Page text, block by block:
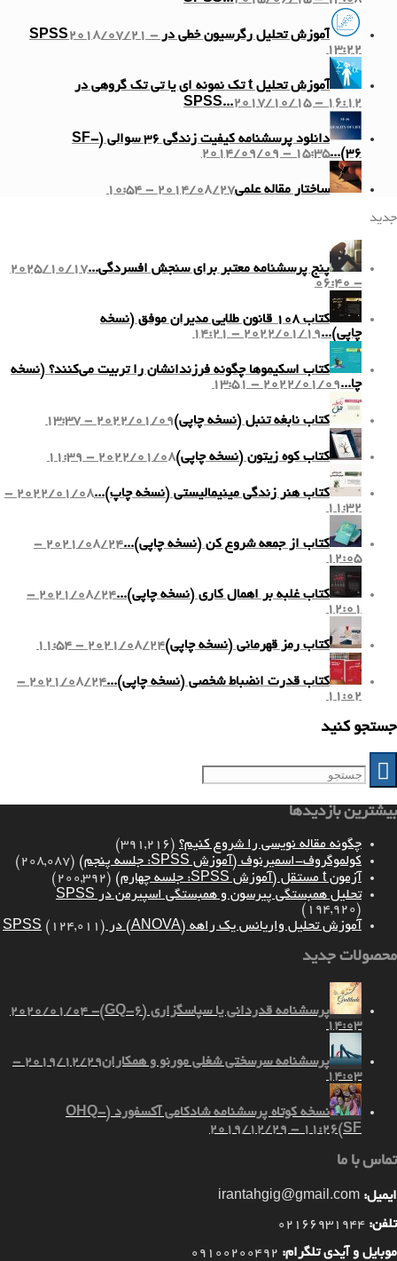
آموزش تحلیل رگرسیون خطی در SPSS 2018/07/21 -
13:22
آموزش تحلیل t تک نمونه ای یا تی تک گروهی در
SPSS...2017/10/15 - 16:12
دانلود پرسشنامه کیفیت زندگی ۳۶ سوالی (SF-
36)...
2014/09/09 - 15:35
ساختار مقاله علمی2014/08/27 - 10:54
جدید
پنج پرسشنامه معتبر برای سنجش افسردگی...2025/10/17
- 06:40
کتاب ۱۰۸ قانون طلایی مدیران موفق (نسخه
چاپی)...2022/01/19 - 14:21
کتاب اسکیموها چگونه فرزندانشان را تربیت می‌کنند؟ (نسخه
چا...2022/01/09 - 13:51
کتاب نابغه تنبل (نسخه چاپی)2022/01/09 - 13:37
کتاب کوه زیتون (نسخه چاپی)2022/01/08 - 11:39
کتاب هنر زندگی مینیمالیستی (نسخه چاپ)...
2022/01/08 -
11:32
کتاب از جمعه شروع کن (نسخه چاپی)...
2021/08/24 -
12:05
کتاب غلبه بر اهمال کاری (نسخه چاپی)...
2021/08/24 -
12:01
کتاب رمز قهرمانی (نسخه چاپی)2021/08/24 - 11:54
کتاب قدرت انضباط شخصی (نسخه چاپی)...
2021/08/24 -
11:02
جستجو کنید
بیشترین بازدیدها
چگونه مقاله نویسی را شروع کنیم؟ (391,216)
کولموگروف-اسمیرنوف (آموزش SPSS: جلسه پنجم)
(208,087)
آزمون t مستقل (آموزش SPSS: جلسه چهارم)
(200,392)
تحلیل همبستگی پیرسون و همبستگی اسپیرمن در SPSS
(194,920)
آموزش تحلیل واریانس یک راهه (ANOVA) در SPSS
(124,011)
محصولات جدید
پرسشنامه قدردانی یا سپاسگزاری (GQ-6)
2020/01/04 -
14:03
پرسشنامه سرسختی شغلی مورنو و همکاران
2019/12/29 -
14:03
نسخه کوتاه پرسشنامه شادکامی آکسفورد (OHQ-
SF)
2019/12/29 - 11:26
تماس با ما
ایمیل:
تلفن:
موبایل و آیدی تلگرام: 09100200492